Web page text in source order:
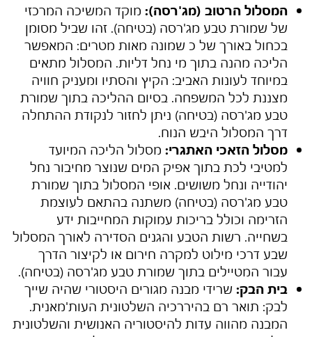
המסלול הרטוב (מג'רסה): מוקד המשיכה המרכזי
של שמורת טבע מג'רסה (בטיחה). זהו שביל מסומן
בכחול באורך של כ שמונה מאות מטרים: המאפשר
הליכה מהנה בתוך מי נחל דליות. המסלול מתאים
במיוחד לעונות האביב: הקיץ והסתיו ומעניק חוויה
מצננת לכל המשפחה. בסיום ההליכה בתוך שמורת
טבע מג'רסה (בטיחה) ניתן לחזור לנקודת ההתחלה
דרך המסלול היבש הנוח.
מסלול הזאכי האתגרי: מסלול הליכה המיועד
למטיבי לכת בתוך אפיק המים שנוצר מחיבור נחל
יהודייה ונחל משושים. אופי המסלול בתוך שמורת
טבע מג'רסה (בטיחה) משתנה בהתאם לעוצמת
הזרימה וכולל בריכות עמוקות המחייבות ידע
בשחייה. רשות הטבע והגנים הסדירה לאורך המסלול
שבע דרכי מילוט למקרה חירום או לקיצור הדרך
עבור המטיילים בתוך שמורת טבע מג'רסה (בטיחה).
בית הבק: שרידי מבנה מגורים היסטורי שהיה שייך
לבק: תואר רם בהיררכיה השלטונית העות'מאנית.
המבנה מהווה עדות להיסטוריה האנושית והשלטונית